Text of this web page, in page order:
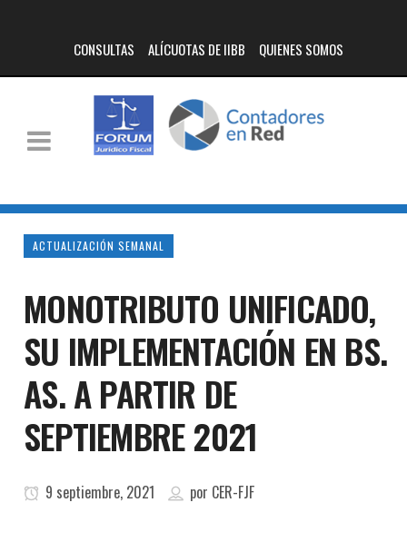
CONSULTAS ALÍCUOTAS DE IIBB QUIENES SOMOS
ACTUALIZACIÓN SEMANAL
MONOTRIBUTO UNIFICADO,
SU IMPLEMENTACIÓN EN BS.
AS. A PARTIR DE
SEPTIEMBRE 2021
9 septiembre, 2021 por CER-FJF